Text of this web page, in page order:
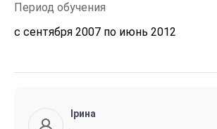
Период обучения
с сентября 2007 по июнь 2012
Ірина